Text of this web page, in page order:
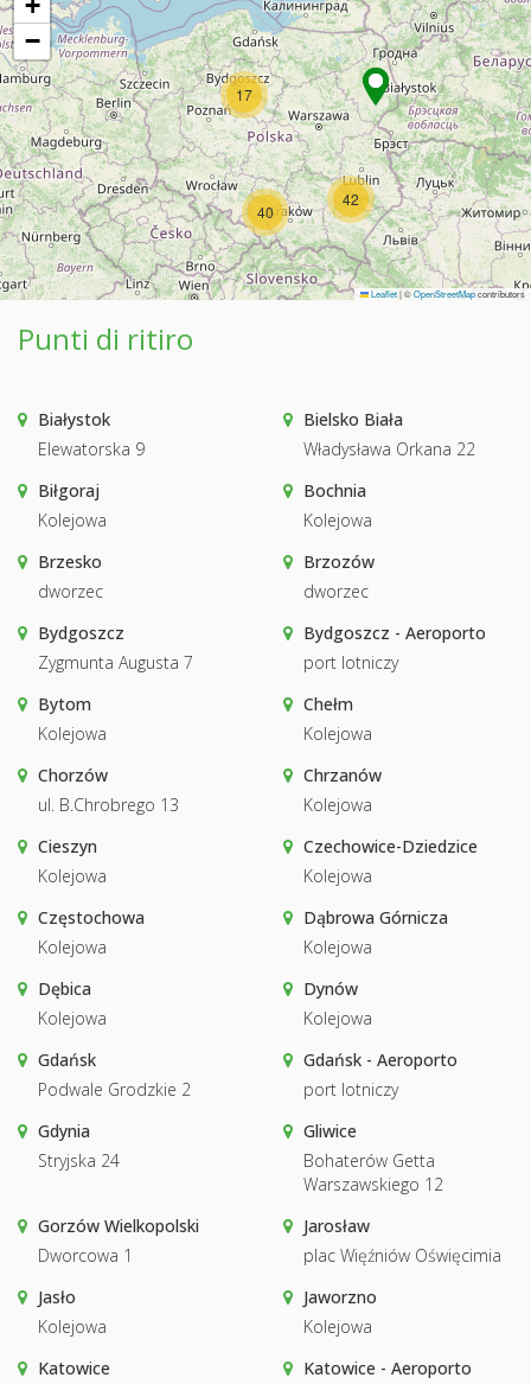
17
42
40
−
Leaflet|©OpenStreetMapcontributors
Punti di ritiro
Białystok
Elewatorska 9
Bielsko Biała
Władysława Orkana 22
Biłgoraj
Kolejowa
Bochnia
Kolejowa
Brzesko
dworzec
Brzozów
dworzec
Bydgoszcz
Zygmunta Augusta 7
Bydgoszcz - Aeroporto
port lotniczy
Bytom
Kolejowa
Chełm
Kolejowa
Chorzów
ul. B.Chrobrego 13
Chrzanów
Kolejowa
Cieszyn
Kolejowa
Czechowice-Dziedzice
Kolejowa
Częstochowa
Kolejowa
Dąbrowa Górnicza
Kolejowa
Dębica
Kolejowa
Dynów
Kolejowa
Gdańsk
Podwale Grodzkie 2
Gdańsk - Aeroporto
port lotniczy
Gdynia
Stryjska 24
Gliwice
Bohaterów Getta
Warszawskiego 12
Gorzów Wielkopolski
Dworcowa 1
Jarosław
plac Więźniów Oświęcimia
Jasło
Kolejowa
Jaworzno
Kolejowa
Katowice
Katowice - Aeroporto